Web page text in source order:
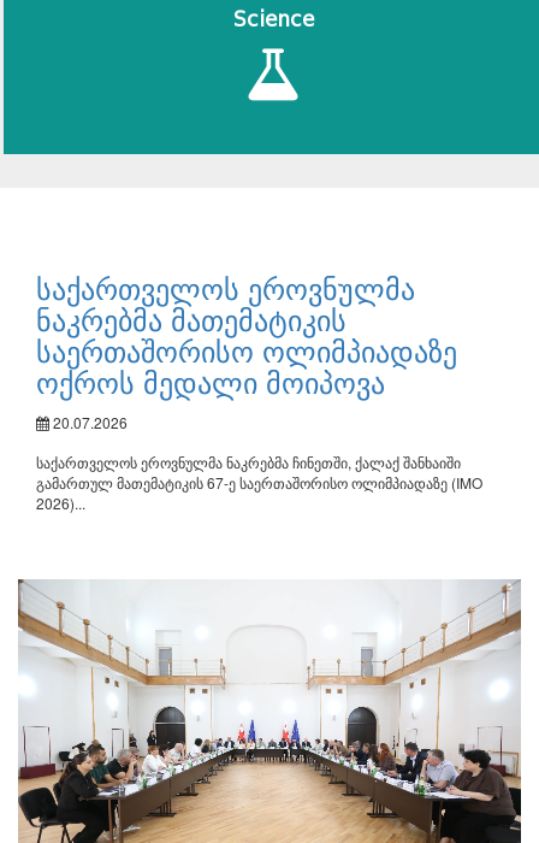
Science
საქართველოს ეროვნულმა
ნაკრებმა მათემატიკის
საერთაშორისო ოლიმპიადაზე
ოქროს მედალი მოიპოვა
20.07.2026
საქართველოს ეროვნულმა ნაკრებმა ჩინეთში, ქალაქ შანხაიში
გამართულ მათემატიკის 67-ე საერთაშორისო ოლიმპიადაზე (IMO
2026)...